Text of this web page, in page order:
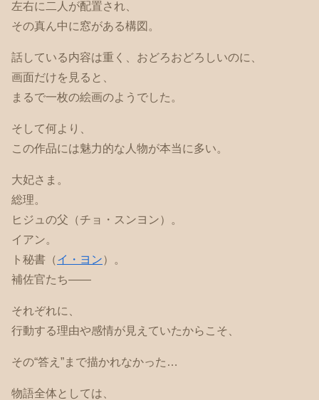
左右に二人が配置され、
その真ん中に窓がある構図。
話している内容は重く、おどろおどろしいのに、
画面だけを見ると、
まるで一枚の絵画のようでした。
そして何より、
この作品には魅力的な人物が本当に多い。
大妃さま。
総理。
ヒジュの父（チョ・スンヨン）。
イアン。
ト秘書（イ・ヨン）。
補佐官たち——
それぞれに、
行動する理由や感情が見えていたからこそ、
その“答え”まで描かれなかった…
物語全体としては、